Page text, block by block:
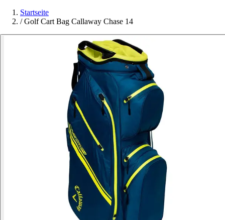
Startseite
/ Golf Cart Bag Callaway Chase 14